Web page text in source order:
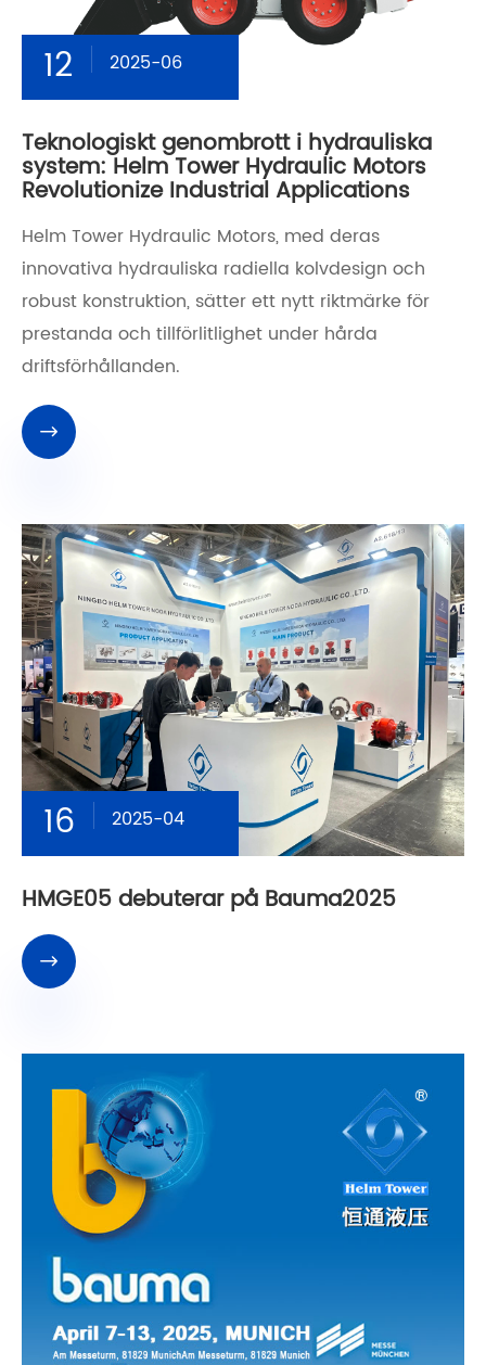
12 2025-06
Teknologiskt genombrott i hydrauliska
system: Helm Tower Hydraulic Motors
Revolutionize Industrial Applications
Helm Tower Hydraulic Motors, med deras
innovativa hydrauliska radiella kolvdesign och
robust konstruktion, sätter ett nytt riktmärke för
prestanda och tillförlitlighet under hårda
driftsförhållanden.

16 2025-04
HMGE05 debuterar på Bauma2025
